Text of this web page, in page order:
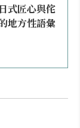
式匠心與侘
地方性語彙